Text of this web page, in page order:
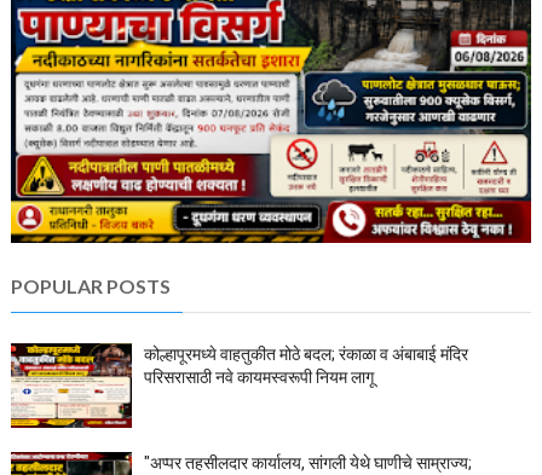
POPULAR POSTS
कोल्हापूरमध्ये वाहतुकीत मोठे बदल; रंकाळा व अंबाबाई मंदिर
परिसरासाठी नवे कायमस्वरूपी नियम लागू
"अप्पर तहसीलदार कार्यालय, सांगली येथे घाणीचे साम्राज्य;